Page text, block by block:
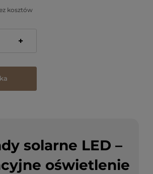
kosztów
+
solarne LED –
oświetlenie